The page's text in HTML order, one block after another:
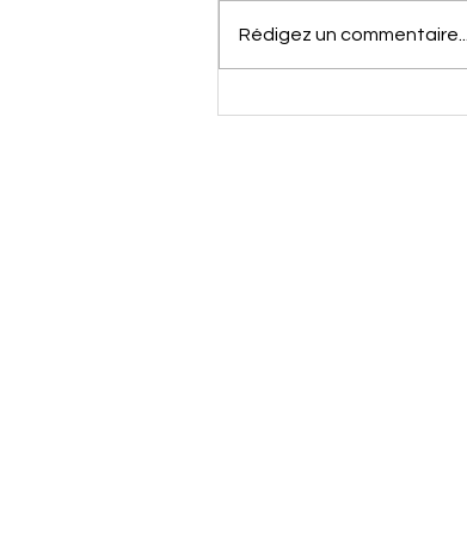
Peur de
Rédigez un commentaire...